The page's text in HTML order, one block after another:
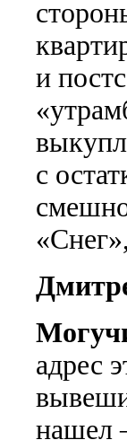
и
с
адрес
нашел